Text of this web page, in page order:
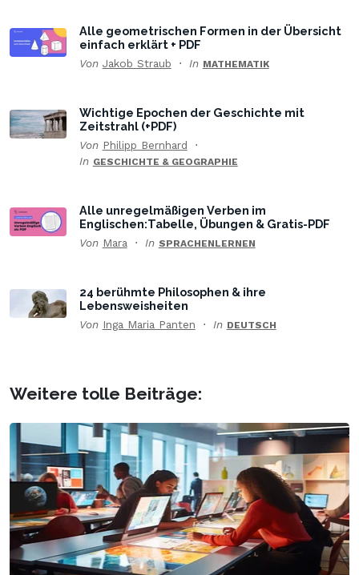
Alle geometrischen Formen in der Übersicht
einfach erklärt + PDF
Von Jakob Straub In MATHEMATIK
Wichtige Epochen der Geschichte mit
Zeitstrahl (+PDF)
Von Philipp Bernhard
In GESCHICHTE & GEOGRAPHIE
Alle unregelmäßigen Verben im
Englischen:Tabelle, Übungen & Gratis-PDF
Von Mara In SPRACHENLERNEN
24 berühmte Philosophen & ihre
Lebensweisheiten
Von Inga Maria Panten In DEUTSCH
Weitere tolle Beiträge: